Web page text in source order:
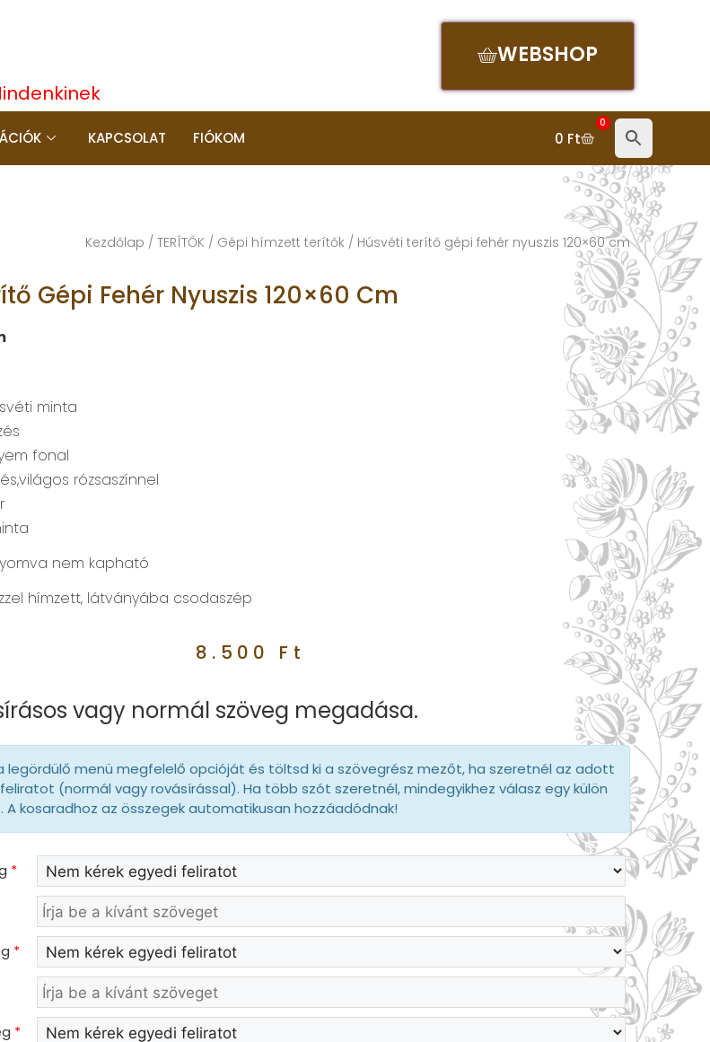
WEBSHOP
KAPCSOLAT FIÓKOM 0 Ft
0
Kezdőlap / TERÍTŐK / Gépi hímzett terítők / Húsvéti terítő gépi fehér nyuszis 120×60 cm
Gépi Fehér Nyuszis 120×60 Cm
minta
fonal
rózsaszínnel
nem kapható
hímzett, látványába csodaszép
8.500 Ft
vagy normál szöveg megadása.
legördülő menü megfelelő opcióját és töltsd ki a szövegrész mezőt, ha szeretnél az adott
(normál vagy rovásírással). Ha több szót szeretnél, mindegyikhez válasz egy külön
kosaradhoz az összegek automatikusan hozzáadódnak!
*
*
*